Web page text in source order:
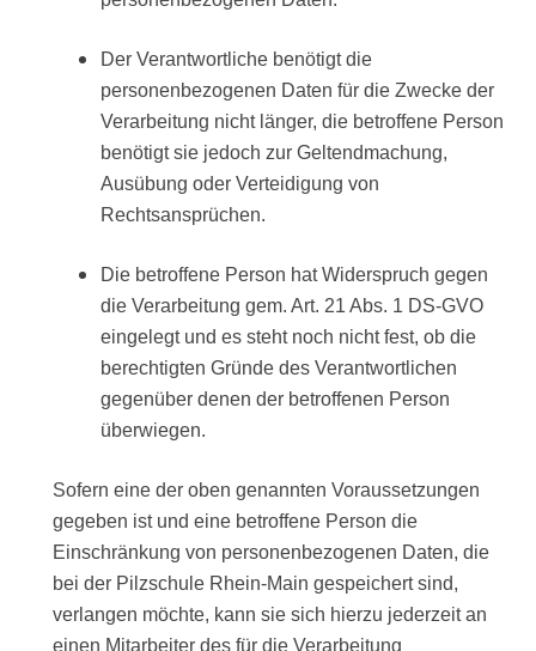
Der Verantwortliche benötigt die
personenbezogenen Daten für die Zwecke der
Verarbeitung nicht länger, die betroffene Person
benötigt sie jedoch zur Geltendmachung,
Ausübung oder Verteidigung von
Rechtsansprüchen.
Die betroffene Person hat Widerspruch gegen
die Verarbeitung gem. Art. 21 Abs. 1 DS-GVO
eingelegt und es steht noch nicht fest, ob die
berechtigten Gründe des Verantwortlichen
gegenüber denen der betroffenen Person
überwiegen.
Sofern eine der oben genannten Voraussetzungen
gegeben ist und eine betroffene Person die
Einschränkung von personenbezogenen Daten, die
bei der Pilzschule Rhein-Main gespeichert sind,
verlangen möchte, kann sie sich hierzu jederzeit an
einen Mitarbeiter des für die Verarbeitung